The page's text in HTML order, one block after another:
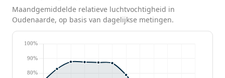
Maandgemiddelde relatieve luchtvochtigheid in
Oudenaarde, op basis van dagelijkse metingen.